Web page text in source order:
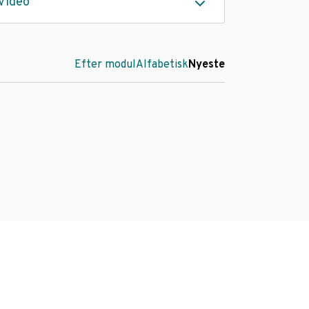
Efter modulAlfabetiskNyeste